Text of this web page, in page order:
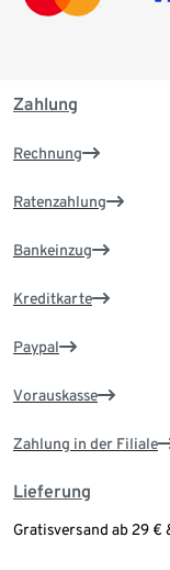
Zahlung
Rechnung
Ratenzahlung
Bankeinzug
Kreditkarte
Paypal
Vorauskasse
Zahlung in der Filiale
Lieferung
Gratisversand ab 29 €